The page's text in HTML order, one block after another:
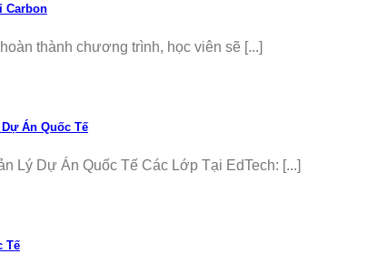
Carbon
thành chương trình, học viên sẽ [...]
Án Quốc Tế
Lý Dự Án Quốc Tế Các Lớp Tại EdTech: [...]
Tế